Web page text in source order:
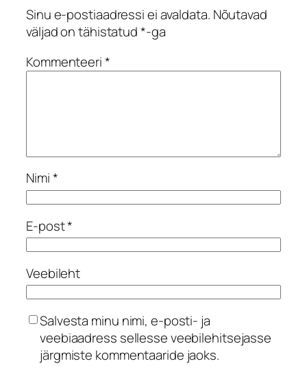
Sinu e-postiaadressi ei avaldata. Nõutavad
väljad on tähistatud*-ga
Kommenteeri*
Nimi*
E-post*
Veebileht
Salvesta minu nimi, e-posti- ja
veebiaadress sellesse veebilehitsejasse
järgmiste kommentaaride jaoks.